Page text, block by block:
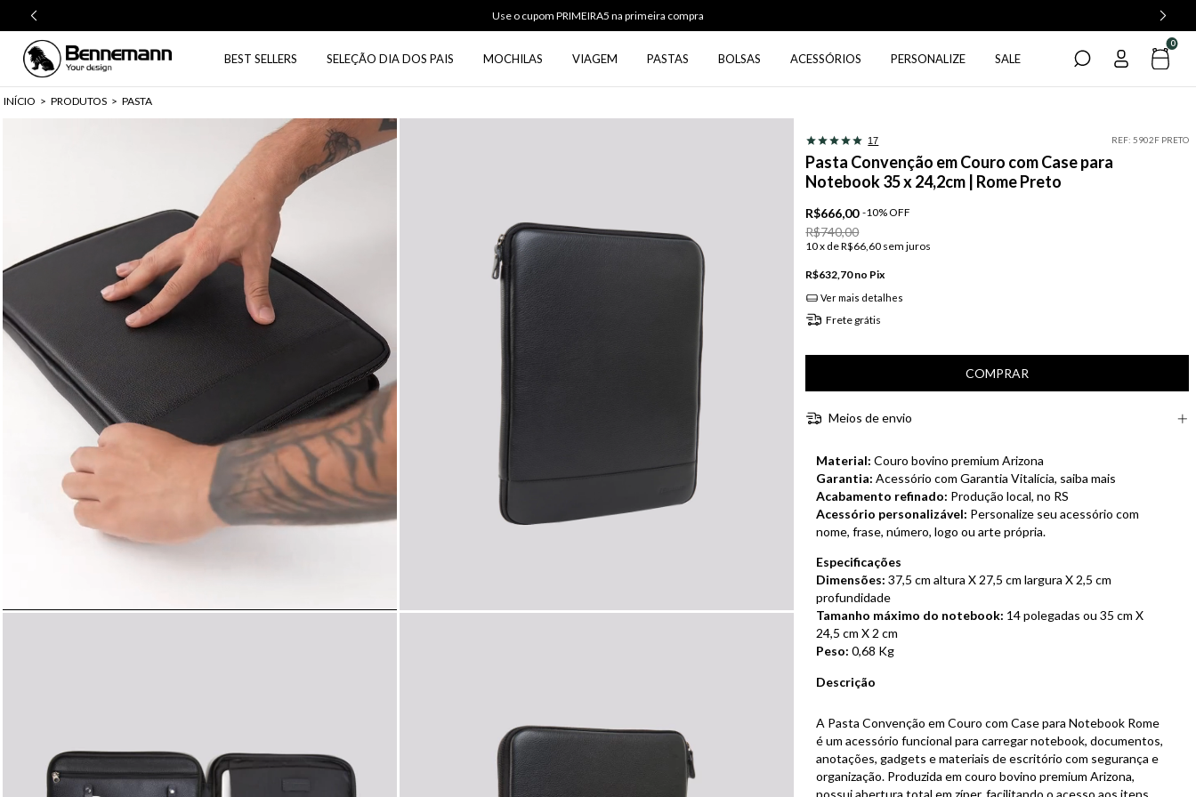
Use o cupom PRIMEIRA5 na primeira compra
BEST SELLERS SELEÇÃO DIA DOS PAIS MOCHILAS VIAGEM PASTAS BOLSAS ACESSÓRIOS PERSONALIZE SALE
0
INÍCIO > PRODUTOS > PASTA
17 REF: 5902F PRETO
Pasta Convenção em Couro com Case para
Notebook 35 x 24,2cm | Rome Preto
R$666,00 -10%OFF
R$740,00
10x deR$66,60 sem juros
R$632,70 Pix
Ver mais detalhes
Frete grátis
Meios de envio
Material: Couro bovino premium Arizona
Garantia: Acessório com Garantia Vitalícia, saiba mais
Acabamento refinado: Produção local, no RS
Acessório personalizável: Personalize seu acessório com
nome, frase, número, logo ou arte própria.
Especificações
Dimensões: 37,5 cm altura X 27,5 cm largura X 2,5 cm
profundidade
Tamanho máximo do notebook: 14 polegadas ou 35 cm X
24,5 cm X 2 cm
Peso: 0,68 Kg
Descrição
A Pasta Convenção em Couro com Case para Notebook Rome
é um acessório funcional para carregar notebook, documentos,
anotações, gadgets e materiais de escritório com segurança e
organização. Produzida em couro bovino premium Arizona,
possui abertura total em zíper, facilitando o acesso aos itens